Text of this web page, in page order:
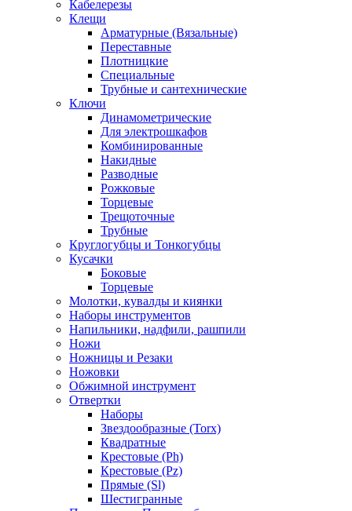
Кабелерезы
Клещи
Арматурные (Вязальные)
Переставные
Плотницкие
Специальные
Трубные и сантехнические
Ключи
Динамометрические
Для электрошкафов
Комбинированные
Накидные
Разводные
Рожковые
Торцевые
Трещоточные
Трубные
Круглогубцы и Тонкогубцы
Кусачки
Боковые
Торцевые
Молотки, кувалды и киянки
Наборы инструментов
Напильники, надфили, рашпили
Ножи
Ножницы и Резаки
Ножовки
Обжимной инструмент
Отвертки
Наборы
Звездообразные (Torx)
Квадратные
Крестовые (Ph)
Крестовые (Pz)
Прямые (Sl)
Шестигранные